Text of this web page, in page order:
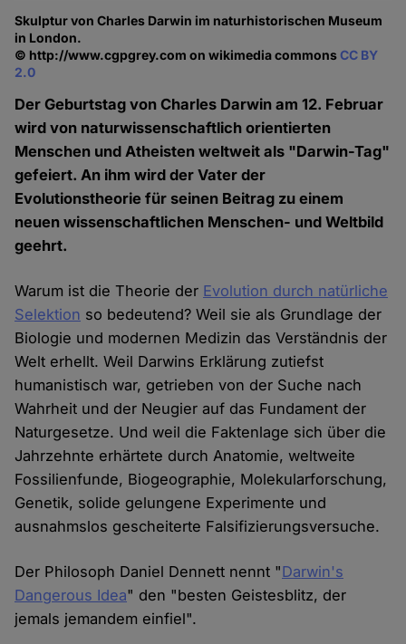
Skulptur von Charles Darwin im naturhistorischen Museum
in London.
© http://www.cgpgrey.com on wikimedia commonsCC BY
2.0
Der Geburtstag von Charles Darwin am 12. Februar
wird von naturwissenschaftlich orientierten
Menschen und Atheisten weltweit als "Darwin-Tag"
gefeiert. An ihm wird der Vater der
Evolutionstheorie für seinen Beitrag zu einem
neuen wissenschaftlichen Menschen- und Weltbild
geehrt.
Warum ist die Theorie der Evolution durch natürliche
Selektion so bedeutend? Weil sie als Grundlage der
Biologie und modernen Medizin das Verständnis der
Welt erhellt. Weil Darwins Erklärung zutiefst
humanistisch war, getrieben von der Suche nach
Wahrheit und der Neugier auf das Fundament der
Naturgesetze. Und weil die Faktenlage sich über die
Jahrzehnte erhärtete durch Anatomie, weltweite
Fossilienfunde, Biogeographie, Molekularforschung,
Genetik, solide gelungene Experimente und
ausnahmslos gescheiterte Falsifizierungsversuche.
Der Philosoph Daniel Dennett nennt "Darwin's
Dangerous Idea" den "besten Geistesblitz, der
jemals jemandem einfiel".